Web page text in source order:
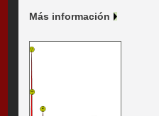
Más información